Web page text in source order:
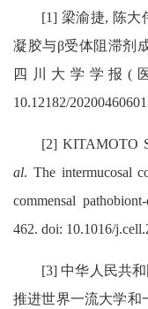
[1] 梁渝捷, 陈大
凝胶与β受体阻滞剂
四川大学学报(医
10.12182/
[2] KITAMOTO
al. The intermucosal
commensal
462. doi: 10.1016/
[3] 中华人民共
推进世界一流大学和